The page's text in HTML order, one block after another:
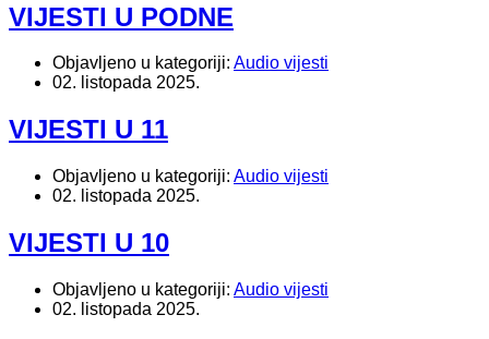
VIJESTI U PODNE
Objavljeno u kategoriji: Audio vijesti
02. listopada 2025.
VIJESTI U 11
Objavljeno u kategoriji: Audio vijesti
02. listopada 2025.
VIJESTI U 10
Objavljeno u kategoriji: Audio vijesti
02. listopada 2025.